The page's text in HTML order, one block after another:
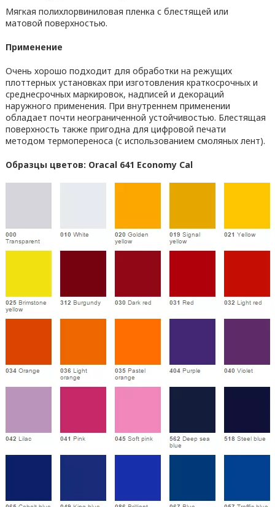
Мягкая полихлорвиниловая пленка с блестящей или
матовой поверхностью.
Применение
Очень хорошо подходит для обработки на режущих
плоттерных установках при изготовления краткосрочных и
среднесрочных маркировок, надписей и декораций
наружного применения. При внутреннем применении
обладает почти неограниченной устойчивостью. Блестящая
поверхность также пригодна для цифровой печати
методом термопереноса (с использованием смоляных лент).
Образцы цветов: Oracal 641 Economy Cal